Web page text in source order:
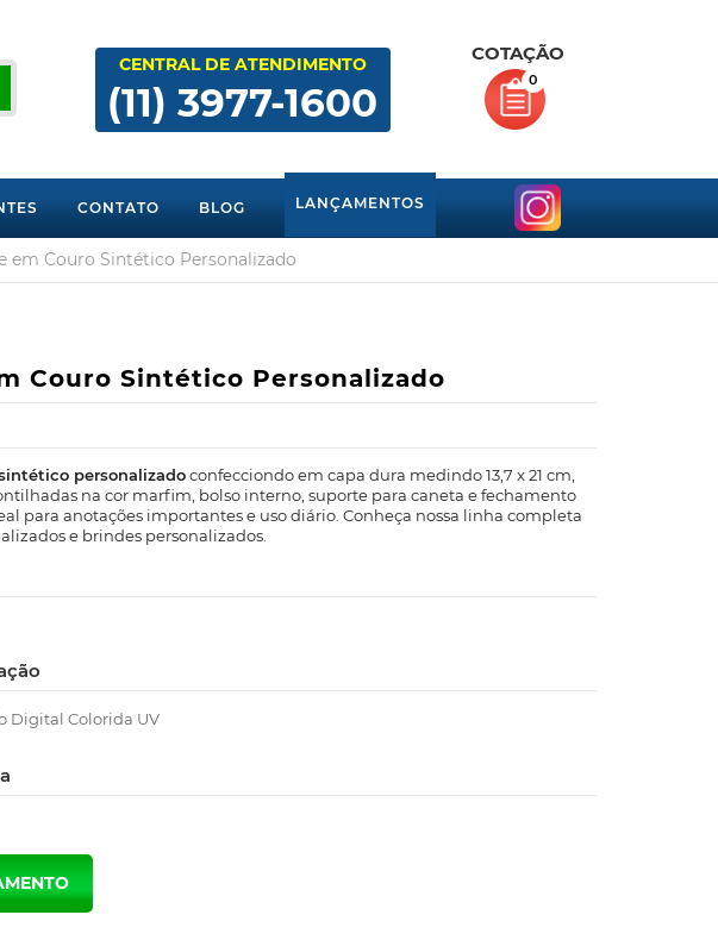
CENTRAL DE ATENDIMENTO
(11) 3977-1600
COTAÇÃO
0
CONTATO BLOG LANÇAMENTOS
em Couro Sintético Personalizado
Couro Sintético Personalizado
personalizadoconfecciondo em capa dura medindo 13,7 x 21 cm,
na cor marfim, bolso interno, suporte para caneta e fechamento
para anotações importantes e uso diário. Conheça nossa linha completa
e brindes personalizados.
Digital Colorida UV